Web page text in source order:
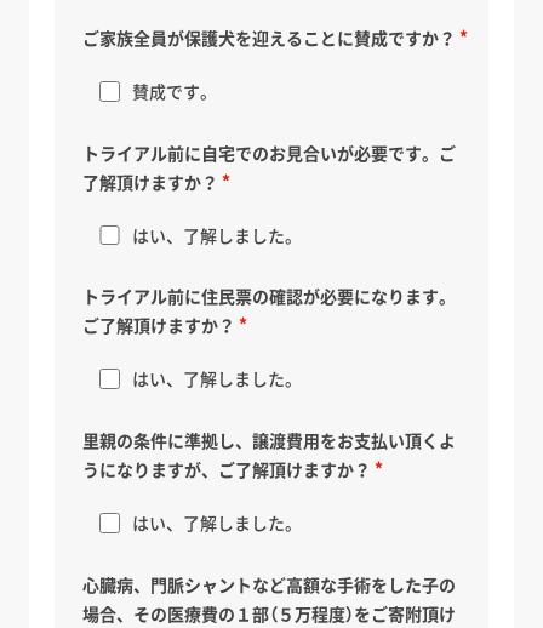
ご家族全員が保護犬を迎えることに賛成ですか？
賛成です。
トライアル前に自宅でのお見合いが必要です。ご
了解頂けますか？
はい、了解しました。
トライアル前に住民票の確認が必要になります。
ご了解頂けますか？
はい、了解しました。
里親の条件に準拠し、譲渡費用をお支払い頂くよ
うになりますが、ご了解頂けますか？
はい、了解しました。
心臓病、門脈シャントなど高額な手術をした子の
場合、その医療費の１部（５万程度）をご寄附頂け